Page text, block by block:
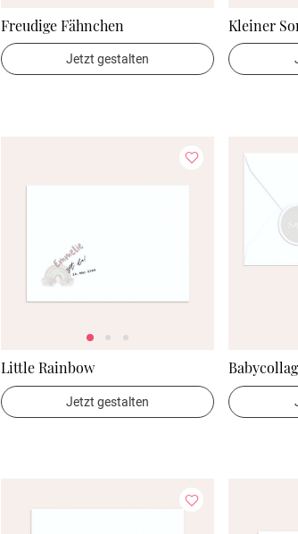
Freudige Fähnchen
Jetzt gestalten
Kleiner
Little Rainbow
Jetzt gestalten